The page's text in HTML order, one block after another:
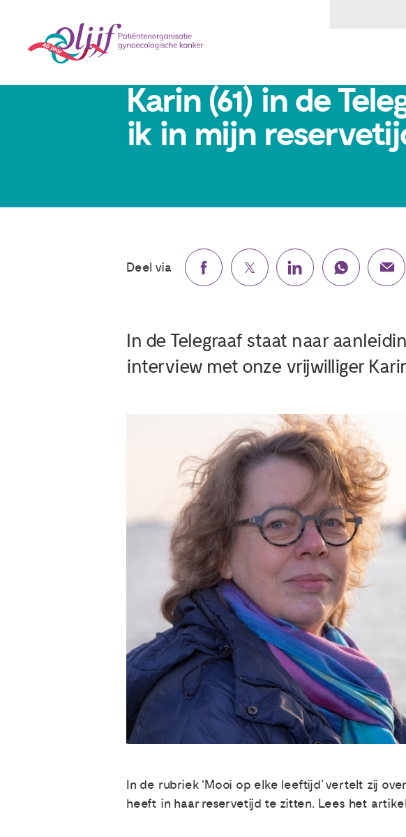
Karin (61) in de
ik in mijn
Deel via
In de Telegraaf staat naar
interview met onze vrijwilliger
In de rubriek ‘Mooi op elke leeftijd’ vertelt zij
heeft in haar reservetijd te zitten. Lees het